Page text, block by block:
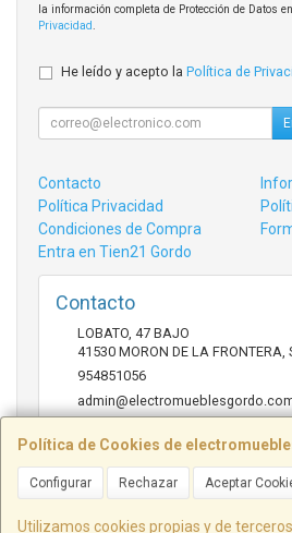
Política de Cookies de
Configurar Rechazar Aceptar
Utilizamos cookies propias y de
la información completa de Protección de Datos
Privacidad
He leído y acepto la Política de
Contacto
Política Privacidad
Condiciones de Compra
Entra en Tien21 Gordo
Contacto
LOBATO, 47 BAJO
41530 MORON DE LA FRONTERA
954851056
Horario
cerrado.